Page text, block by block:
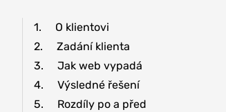
1.
O klientovi
2.
Zadání klienta
3.
Jak web vypadá
4.
Výsledné řešení
5.
Rozdíly po a před